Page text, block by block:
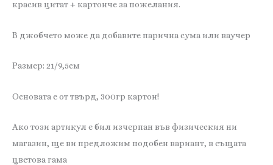
красив цитат + картонче за пожелания.
В джобчето може да добавите парична сума или ваучер
Размер: 21/9,5см
Основата е от твърд, 300гр картон!
Ако този артикул е бил изчерпан във физическия ни
магазин, ще ви предложим подобен вариант, в същата
цветова гама